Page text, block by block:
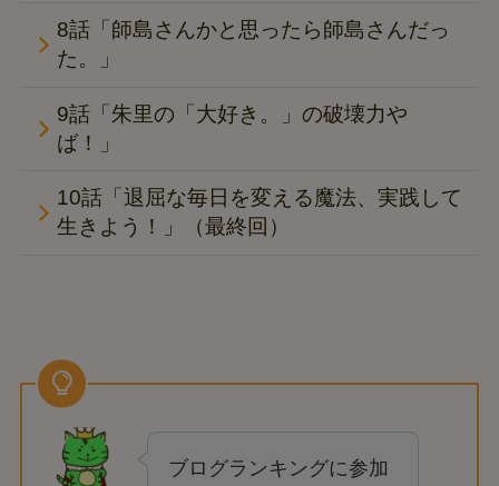
8話「師島さんかと思ったら師島さんだっ
た。」
9話「朱里の「大好き。」の破壊力や
ば！」
10話「退屈な毎日を変える魔法、実践して
生きよう！」（最終回）
ブログランキングに参加